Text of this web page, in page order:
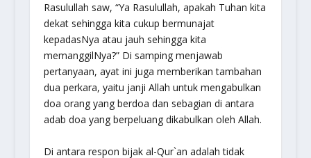
Rasulullah saw, “Ya Rasulullah, apakah Tuhan kita
dekat sehingga kita cukup bermunajat
kepadasNya atau jauh sehingga kita
memanggilNya?” Di samping menjawab
pertanyaan, ayat ini juga memberikan tambahan
dua perkara, yaitu janji Allah untuk mengabulkan
doa orang yang berdoa dan sebagian di antara
adab doa yang berpeluang dikabulkan oleh Allah.
Di antara respon bijak al-Qur`an adalah tidak